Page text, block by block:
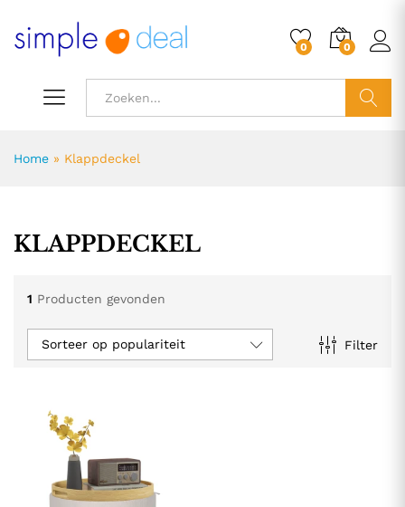
0 0
Home » Klappdeckel
KLAPPDECKEL
1 Producten gevonden
Filter
Sorteer op populariteit